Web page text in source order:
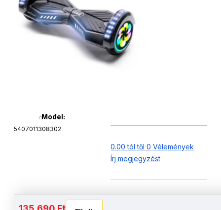
Model:
5407011308302
0.00 tól től 0 Vélemények
Írj megjegyzést
Akkumulátor és autonómia